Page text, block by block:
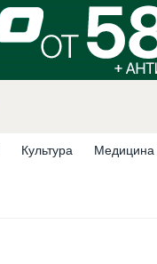
Культура Медицина